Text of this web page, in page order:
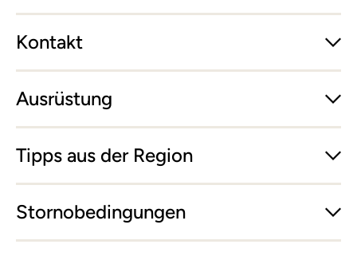
Kontakt
Ausrüstung
Tipps aus der Region
Stornobedingungen